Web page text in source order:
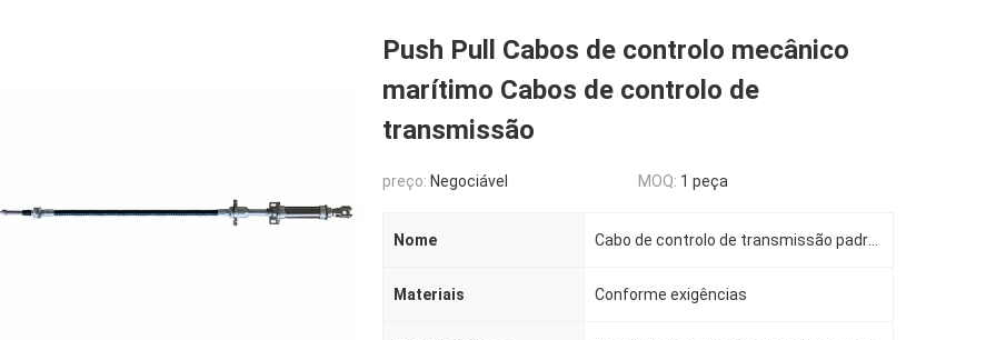
Push Pull Cabos de controlo mecânico
marítimo Cabos de controlo de
transmissão
preço: Negociável MOQ: 1 peça
Nome
Materiais Conforme exigências